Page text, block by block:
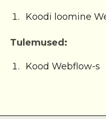
Koodi loomine
Tulemused:
Kood Webflow-s